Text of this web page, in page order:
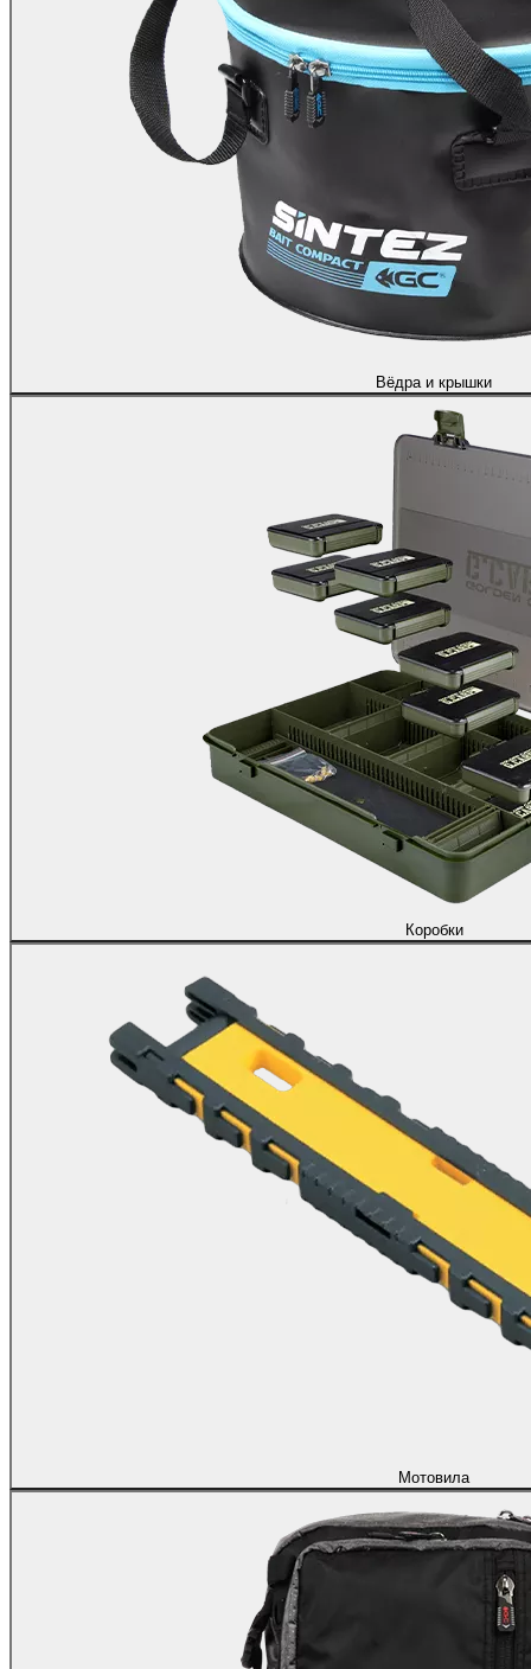
Вёдра и крышки
Коробки
Мотовила